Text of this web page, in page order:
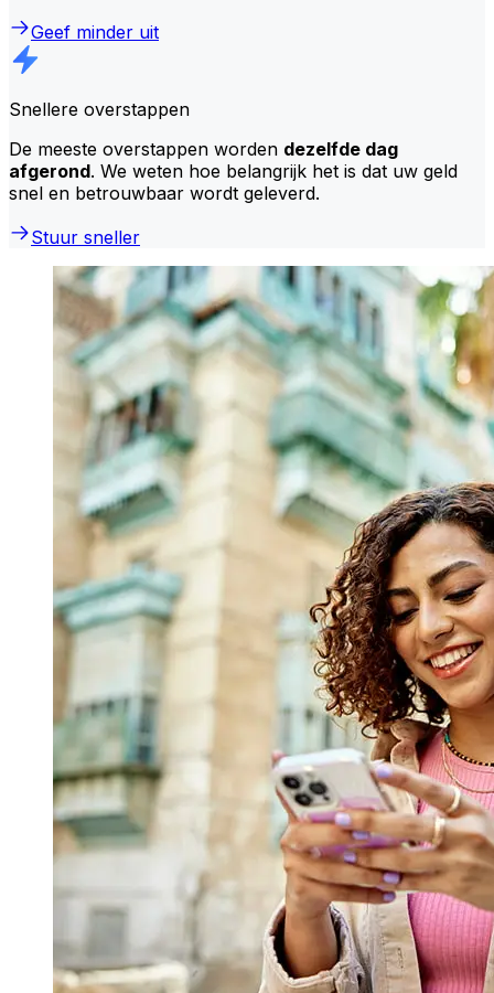
Geef minder uit
Snellere overstappen
De meeste overstappen worden dezelfde dag
afgerond. We weten hoe belangrijk het is dat uw geld
snel en betrouwbaar wordt geleverd.
Stuur sneller